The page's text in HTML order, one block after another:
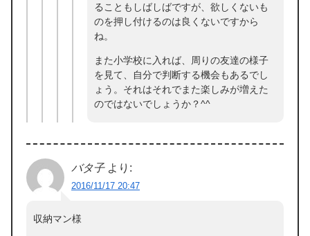
ることもしばしばですが、欲しくないも
のを押し付けるのは良くないですから
ね。
また小学校に入れば、周りの友達の様子
を見て、自分で判断する機会もあるでし
ょう。それはそれでまた楽しみが増えた
のではないでしょうか？^^
バタ子 より:
2016/11/17 20:47
収納マン様